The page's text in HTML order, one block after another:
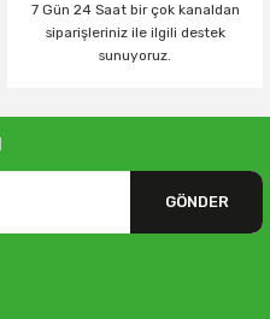
7 Gün 24 Saat bir çok kanaldan
siparişleriniz ile ilgili destek
sunuyoruz.
GÖNDER